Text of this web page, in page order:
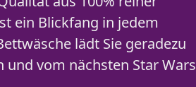
ein Blickfang in jedem
lädt Sie geradezu
vom nächsten Star Wars